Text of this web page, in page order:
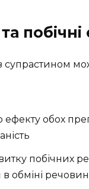
побічні
супрастином
ефекту обох
побічних
в обміні речовин